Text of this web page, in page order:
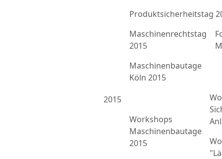
2015
Produktsicherheitstag
Maschinenrechtstag
2015
Maschinenbautage
Köln 2015
Workshops
Maschinenbautage
2015